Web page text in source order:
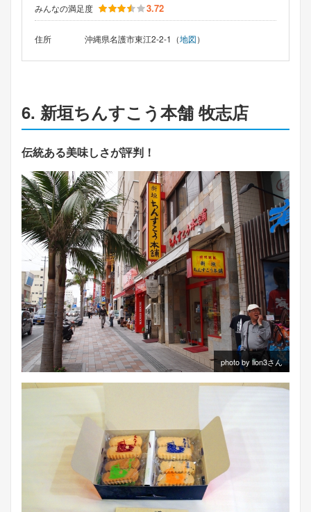
みんなの満足度 3.72
住所 沖縄県名護市東江2-2-1（地図）
6. 新垣ちんすこう本舗 牧志店
伝統ある美味しさが評判！
photo by lion3さん